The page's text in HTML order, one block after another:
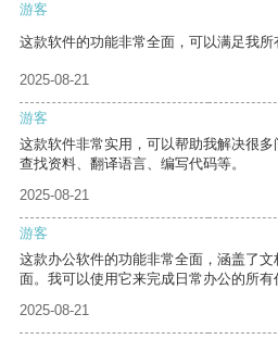
游客
这款软件的功能非常全面，可以满足我所
2025-08-21
游客
这款软件非常实用，可以帮助我解决很
查找资料、翻译语言、编写代码等。
2025-08-21
游客
这款办公软件的功能非常全面，涵盖了
面。我可以使用它来完成日常办公的所有
2025-08-21